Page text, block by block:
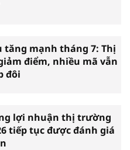
tăng mạnh tháng 7: Thị
điểm, nhiều mã vẫn
đôi
lợi nhuận thị trường
tiếp tục được đánh giá